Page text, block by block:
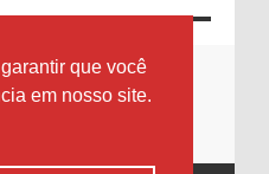
que você
em nosso site.